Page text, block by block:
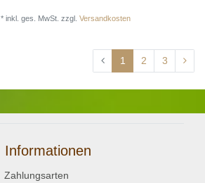
*inkl. ges. MwSt. zzgl.Versandkosten
1 2 3
Informationen
Zahlungsarten